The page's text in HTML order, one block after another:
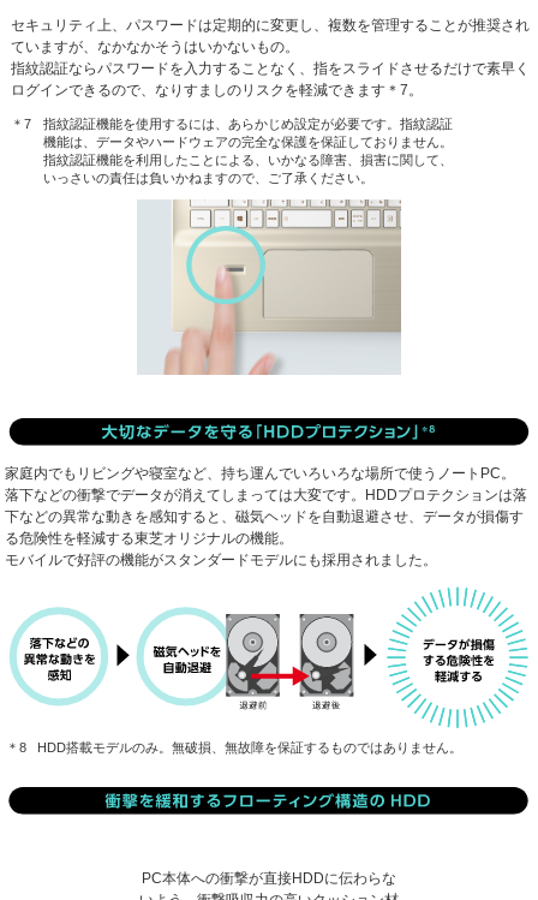
セキュリティ上、パスワードは定期的に変更し、複数を管理することが推奨され
ていますが、なかなかそうはいかないもの。
指紋認証ならパスワードを入力することなく、指をスライドさせるだけで素早く
ログインできるので、なりすましのリスクを軽減できます＊7 。
指紋認証機能を使用するには、あらかじめ設定が必要です。指紋認証
機能は、データやハードウェアの完全な保護を保証しておりません。
指紋認証機能を利用したことによる、いかなる障害、損害に関して、
いっさいの責任は負いかねますので、ご了承ください。
家庭内でもリビングや寝室など、持ち運んでいろいろな場所で使うノートPC。
落下などの衝撃でデータが消えてしまっては大変です。HDDプロテクションは落
下などの異常な動きを感知すると、磁気ヘッドを自動退避させ、データが損傷す
る危険性を軽減する東芝オリジナルの機能。
モバイルで好評の機能がスタンダードモデルにも採用されました。
HDD搭載モデルのみ。無破損、無故障を保証するものではありません。
PC本体への衝撃が直接HDDに伝わらな